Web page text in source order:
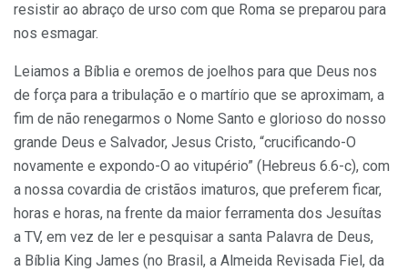
resistir ao abraço de urso com que Roma se preparou para
nos esmagar.
Leiamos a Bíblia e oremos de joelhos para que Deus nos
de força para a tribulação e o martírio que se aproximam, a
fim de não renegarmos o Nome Santo e glorioso do nosso
grande Deus e Salvador, Jesus Cristo, “crucificando-O
novamente e expondo-O ao vitupério” (Hebreus 6.6-c), com
a nossa covardia de cristãos imaturos, que preferem ficar,
horas e horas, na frente da maior ferramenta dos Jesuítas
a TV, em vez de ler e pesquisar a santa Palavra de Deus,
a Bíblia King James (no Brasil, a Almeida Revisada Fiel, da